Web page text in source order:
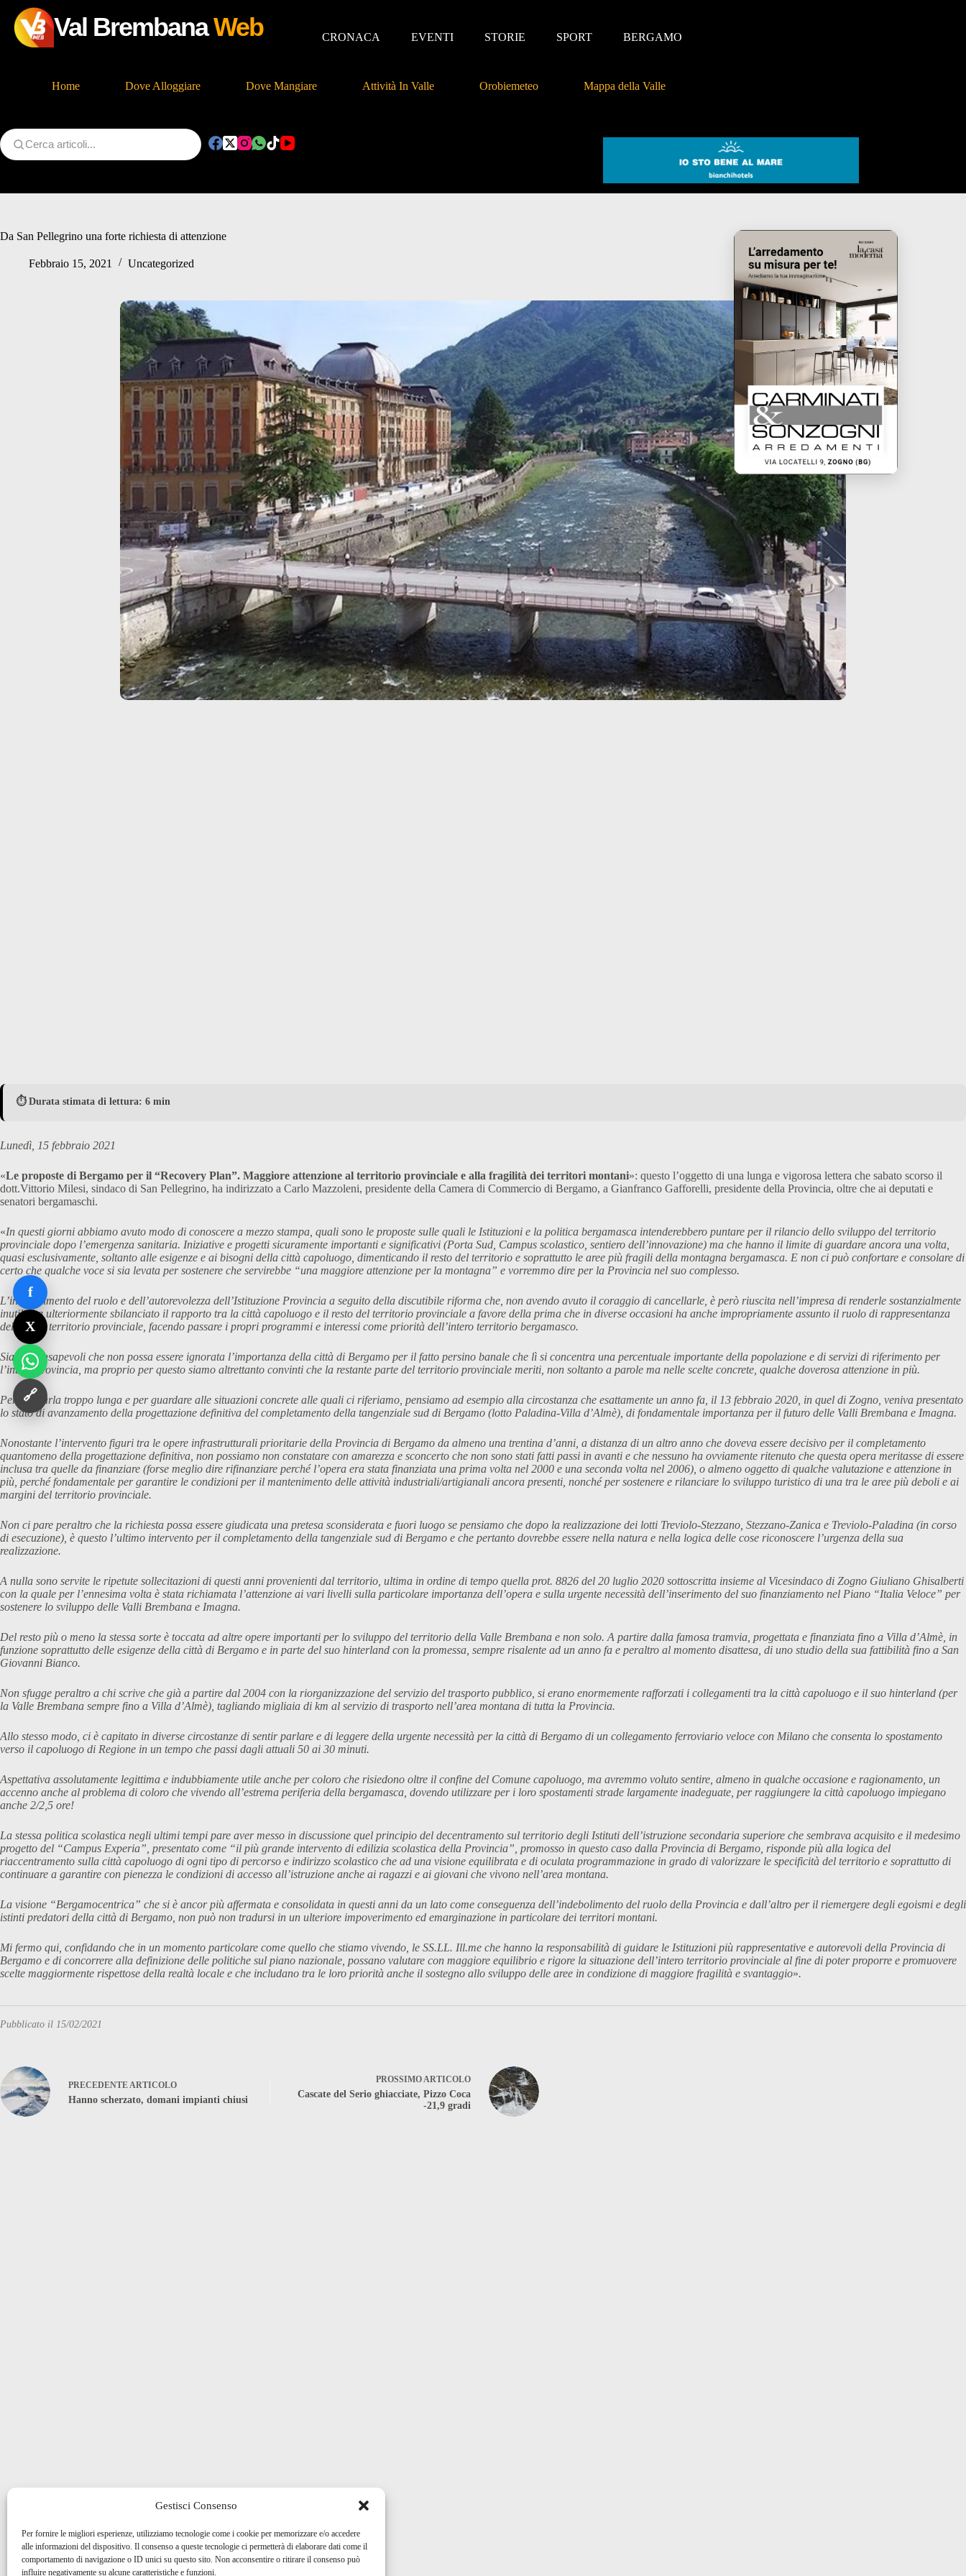
Gestisci Consenso
Per fornire le migliori esperienze, utilizziamo tecnologie come i cookie per memorizzare e/o accedere
alle informazioni del dispositivo. Il consenso a queste tecnologie ci permetterà di elaborare dati come il
comportamento di navigazione o ID unici su questo sito. Non acconsentire o ritirare il consenso può
influire negativamente su alcune caratteristiche e funzioni.
Val BrembanaWeb CRONACA EVENTI STORIE SPORT BERGAMO
Home Dove Alloggiare Dove Mangiare Attività In Valle Orobiemeteo Mappa della Valle
Da San Pellegrino una forte richiesta di attenzione
Febbraio 15, 2021 Uncategorized
⏱️ Durata stimata di lettura: 6 min
Lunedì, 15 febbraio 2021
«Le proposte di Bergamo per il “Recovery Plan”. Maggiore attenzione al territorio provinciale e alla fragilità dei territori montani»: questo l’oggetto di una lunga e vigorosa lettera che sabato scorso il
dott.Vittorio Milesi, sindaco di San Pellegrino, ha indirizzato a Carlo Mazzoleni, presidente della Camera di Commercio di Bergamo, a Gianfranco Gafforelli, presidente della Provincia, oltre che ai deputati e
senatori bergamaschi.
«In questi giorni abbiamo avuto modo di conoscere a mezzo stampa, quali sono le proposte sulle quali le Istituzioni e la politica bergamasca intenderebbero puntare per il rilancio dello sviluppo del territorio
provinciale dopo l’emergenza sanitaria. Iniziative e progetti sicuramente importanti e significativi (Porta Sud, Campus scolastico, sentiero dell’innovazione) ma che hanno il limite di guardare ancora una volta,
quasi esclusivamente, soltanto alle esigenze e ai bisogni della città capoluogo, dimenticando il resto del territorio e soprattutto le aree più fragili della montagna bergamasca. E non ci può confortare e consolare di
certo che qualche voce si sia levata per sostenere che servirebbe “una maggiore attenzione per la montagna” e vorremmo dire per la Provincia nel suo complesso.
L’indebolimento del ruolo e dell’autorevolezza dell’Istituzione Provincia a seguito della discutibile riforma che, non avendo avuto il coraggio di cancellarle, è però riuscita nell’impresa di renderle sostanzialmente
inutili, ha ulteriormente sbilanciato il rapporto tra la città capoluogo e il resto del territorio provinciale a favore della prima che in diverse occasioni ha anche impropriamente assunto il ruolo di rappresentanza
dell’intero territorio provinciale, facendo passare i propri programmi e interessi come priorità dell’intero territorio bergamasco.
Siamo consapevoli che non possa essere ignorata l’importanza della città di Bergamo per il fatto persino banale che lì si concentra una percentuale importante della popolazione e di servizi di riferimento per
l’intera provincia, ma proprio per questo siamo altrettanto convinti che la restante parte del territorio provinciale meriti, non soltanto a parole ma nelle scelte concrete, qualche doverosa attenzione in più.
Per non farla troppo lunga e per guardare alle situazioni concrete alle quali ci riferiamo, pensiamo ad esempio alla circostanza che esattamente un anno fa, il 13 febbraio 2020, in quel di Zogno, veniva presentato
lo stato di avanzamento della progettazione definitiva del completamento della tangenziale sud di Bergamo (lotto Paladina-Villa d’Almè), di fondamentale importanza per il futuro delle Valli Brembana e Imagna.
Nonostante l’intervento figuri tra le opere infrastrutturali prioritarie della Provincia di Bergamo da almeno una trentina d’anni, a distanza di un altro anno che doveva essere decisivo per il completamento
quantomeno della progettazione definitiva, non possiamo non constatare con amarezza e sconcerto che non sono stati fatti passi in avanti e che nessuno ha ovviamente ritenuto che questa opera meritasse di essere
inclusa tra quelle da finanziare (forse meglio dire rifinanziare perché l’opera era stata finanziata una prima volta nel 2000 e una seconda volta nel 2006), o almeno oggetto di qualche valutazione e attenzione in
più, perché fondamentale per garantire le condizioni per il mantenimento delle attività industriali/artigianali ancora presenti, nonché per sostenere e rilanciare lo sviluppo turistico di una tra le aree più deboli e ai
margini del territorio provinciale.
Non ci pare peraltro che la richiesta possa essere giudicata una pretesa sconsiderata e fuori luogo se pensiamo che dopo la realizzazione dei lotti Treviolo-Stezzano, Stezzano-Zanica e Treviolo-Paladina (in corso
di esecuzione), è questo l’ultimo intervento per il completamento della tangenziale sud di Bergamo e che pertanto dovrebbe essere nella natura e nella logica delle cose riconoscere l’urgenza della sua
realizzazione.
A nulla sono servite le ripetute sollecitazioni di questi anni provenienti dal territorio, ultima in ordine di tempo quella prot. 8826 del 20 luglio 2020 sottoscritta insieme al Vicesindaco di Zogno Giuliano Ghisalberti
con la quale per l’ennesima volta è stata richiamata l’attenzione ai vari livelli sulla particolare importanza dell’opera e sulla urgente necessità dell’inserimento del suo finanziamento nel Piano “Italia Veloce” per
sostenere lo sviluppo delle Valli Brembana e Imagna.
Del resto più o meno la stessa sorte è toccata ad altre opere importanti per lo sviluppo del territorio della Valle Brembana e non solo. A partire dalla famosa tramvia, progettata e finanziata fino a Villa d’Almè, in
funzione soprattutto delle esigenze della città di Bergamo e in parte del suo hinterland con la promessa, sempre risalente ad un anno fa e peraltro al momento disattesa, di uno studio della sua fattibilità fino a San
Giovanni Bianco.
Non sfugge peraltro a chi scrive che già a partire dal 2004 con la riorganizzazione del servizio del trasporto pubblico, si erano enormemente rafforzati i collegamenti tra la città capoluogo e il suo hinterland (per
la Valle Brembana sempre fino a Villa d’Almè), tagliando migliaia di km al servizio di trasporto nell’area montana di tutta la Provincia.
Allo stesso modo, ci è capitato in diverse circostanze di sentir parlare e di leggere della urgente necessità per la città di Bergamo di un collegamento ferroviario veloce con Milano che consenta lo spostamento
verso il capoluogo di Regione in un tempo che passi dagli attuali 50 ai 30 minuti.
Aspettativa assolutamente legittima e indubbiamente utile anche per coloro che risiedono oltre il confine del Comune capoluogo, ma avremmo voluto sentire, almeno in qualche occasione e ragionamento, un
accenno anche al problema di coloro che vivendo all’estrema periferia della bergamasca, dovendo utilizzare per i loro spostamenti strade largamente inadeguate, per raggiungere la città capoluogo impiegano
anche 2/2,5 ore!
La stessa politica scolastica negli ultimi tempi pare aver messo in discussione quel principio del decentramento sul territorio degli Istituti dell’istruzione secondaria superiore che sembrava acquisito e il medesimo
progetto del “Campus Experia”, presentato come “il più grande intervento di edilizia scolastica della Provincia”, promosso in questo caso dalla Provincia di Bergamo, risponde più alla logica del
riaccentramento sulla città capoluogo di ogni tipo di percorso e indirizzo scolastico che ad una visione equilibrata e di oculata programmazione in grado di valorizzare le specificità del territorio e soprattutto di
continuare a garantire con pienezza le condizioni di accesso all’istruzione anche ai ragazzi e ai giovani che vivono nell’area montana.
La visione “Bergamocentrica” che si è ancor più affermata e consolidata in questi anni da un lato come conseguenza dell’indebolimento del ruolo della Provincia e dall’altro per il riemergere degli egoismi e degli
istinti predatori della città di Bergamo, non può non tradursi in un ulteriore impoverimento ed emarginazione in particolare dei territori montani.
Mi fermo qui, confidando che in un momento particolare come quello che stiamo vivendo, le SS.LL. Ill.me che hanno la responsabilità di guidare le Istituzioni più rappresentative e autorevoli della Provincia di
Bergamo e di concorrere alla definizione delle politiche sul piano nazionale, possano valutare con maggiore equilibrio e rigore la situazione dell’intero territorio provinciale al fine di poter proporre e promuovere
scelte maggiormente rispettose della realtà locale e che includano tra le loro priorità anche il sostegno allo sviluppo delle aree in condizione di maggiore fragilità e svantaggio».
Pubblicato il 15/02/2021
f
X
🔗
PRECEDENTE ARTICOLO
Hanno scherzato, domani impianti chiusi
PROSSIMO ARTICOLO
Cascate del Serio ghiacciate, Pizzo Coca
-21,9 gradi